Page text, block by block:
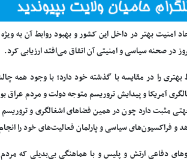
امنیت بهتر در داخل این کشور و بهبود روابط آن به
در صحنه سیاسی و امنیتی آن اتفاق می‌افتد ارزیابی کرد.
را در مقایسه با گذشته خود دارد؛ با وجود همه
آمریکا و پیدایش تروریسم متوجه دولت و مردم عراق
دارد چون در همین فضاهای اشغالگری و تروریسم
و فراکسیون‌های سیاسی و پارلمان فعالیت‌های خود را
دفاعی ارتش و پلیس و با هماهنگی بی‌بدیلی که